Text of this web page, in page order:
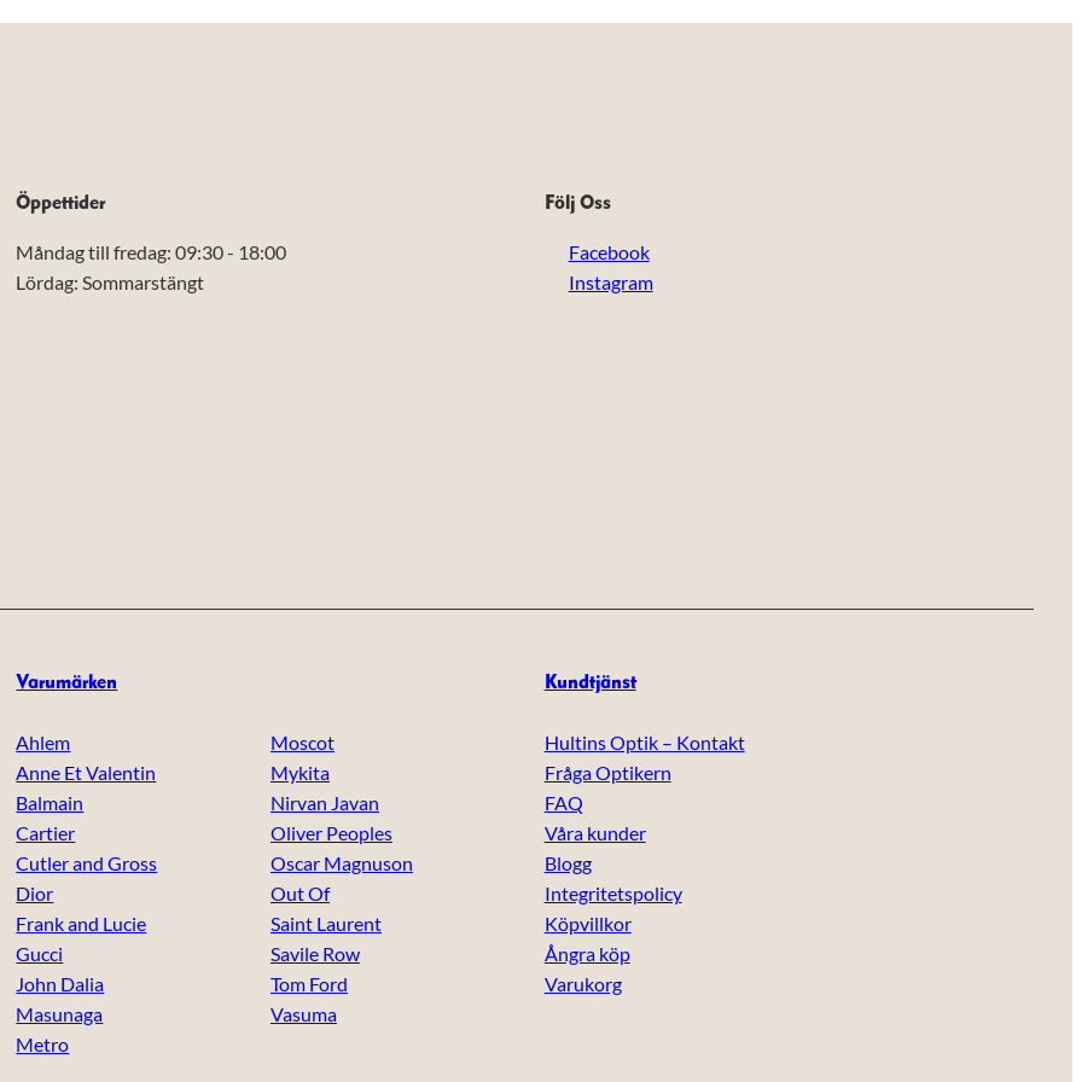
Öppettider
Måndag till fredag: 09:30 - 18:00
Lördag: Sommarstängt
Följ Oss
Facebook
Instagram
Varumärken
Ahlem
Anne Et Valentin
Balmain
Cartier
Cutler and Gross
Dior
Frank and Lucie
Gucci
John Dalia
Masunaga
Metro
Moscot
Mykita
Nirvan Javan
Oliver Peoples
Oscar Magnuson
Out Of
Saint Laurent
Savile Row
Tom Ford
Vasuma
Kundtjänst
Hultins Optik – Kontakt
Fråga Optikern
FAQ
Våra kunder
Blogg
Integritetspolicy
Köpvillkor
Ångra köp
Varukorg